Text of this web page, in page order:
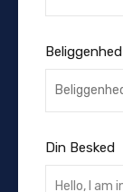
Beliggenhed
Din Besked